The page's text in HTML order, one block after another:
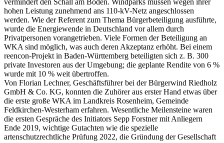
vermindert den Schall am Boden. Windparks müssen wegen ihrer
hohen Leistung zunehmend ans 110-kV-Netz angeschlossen
werden. Wie der Referent zum Thema Bürgerbeteiligung ausführte,
wurde die Energiewende in Deutschland vor allem durch
Privatpersonen vorangetrieben. Viele Formen der Beteiligung an
WKA sind möglich, was auch deren Akzeptanz erhöht. Bei einem
reencon-Projekt in Baden-Württemberg beteiligten sich z. B. 300
private Investoren aus der Umgebung; die geplante Rendite von 6 %
wurde mit 10 % weit übertroffen.
Von Florian Lechner, Geschäftsführer bei der Bürgerwind Riedholz
GmbH & Co. KG, konnten die Zuhörer aus erster Hand etwas über
die erste große WKA im Landkreis Rosenheim, Gemeinde
Feldkirchen-Westerham erfahren. Wesentliche Meilensteine waren
die ersten Gespräche des Initiators Sepp Forstner mit Anliegern
Ende 2019, wichtige Gutachten wie die spezielle
artenschutzrechtliche Prüfung 2022, die Gründung der Gesellschaft